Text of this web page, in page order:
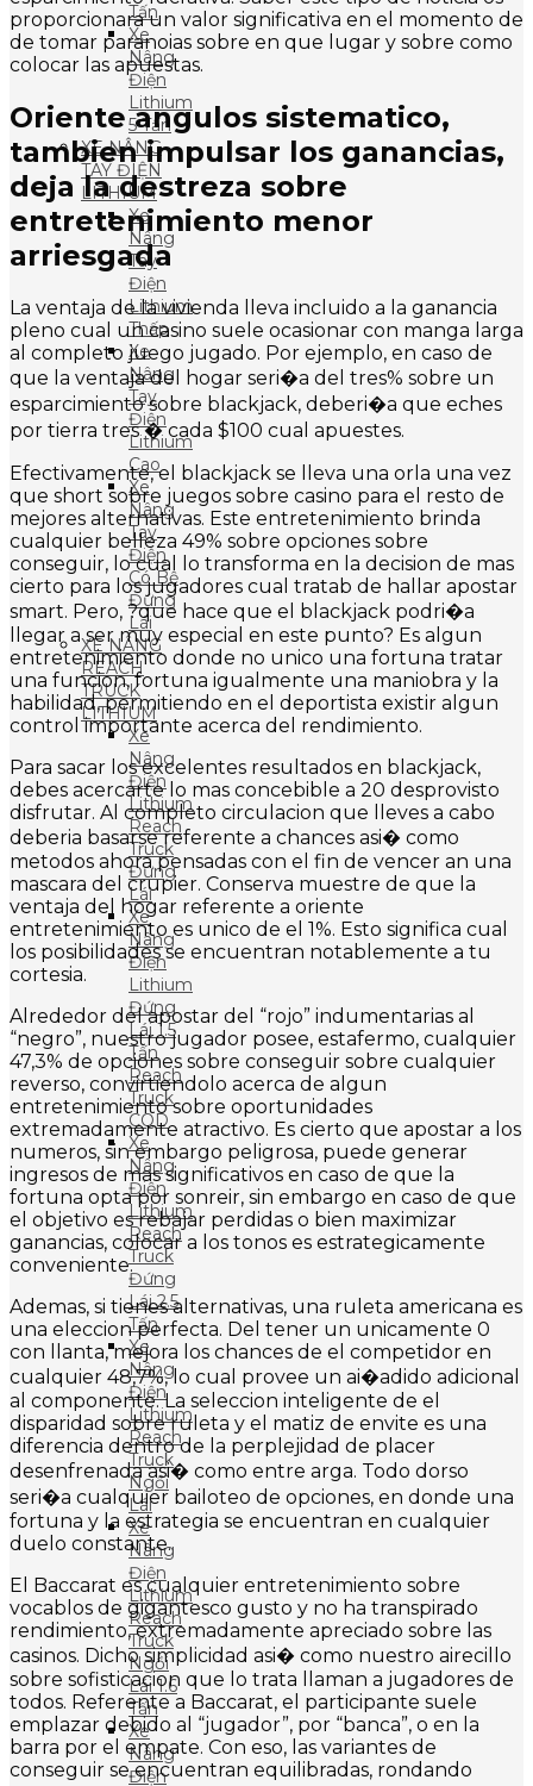
Tấn
Xe
Nâng
Điện
Lithium
5 Tấn
XE NÂNG
TAY ĐIỆN
LITHIUM
Xe
Nâng
Tay
Điện
Lithium
Thấp
Xe
Nâng
Tay
Điện
Lithium
Cao
Xe
Nâng
Tay
Điện
Có Bệ
Đứng
Lái
XE NÂNG
REACH
TRUCK
LITHIUM
Xe
Nâng
Điện
Lithium
Reach
Truck
Đứng
Lái
Xe
Nâng
Điện
Lithium
Đứng
Lái 1.5
Tấn
Reach
Truck
CQD
Xe
Nâng
Điện
Lithium
Reach
Truck
Đứng
Lái 2.5
Tấn
Xe
Nâng
Điện
Lithium
Reach
Truck
Ngồi
Lái
Xe
Nâng
Điện
Lithium
Reach
Truck
Ngồi
Lái 1.6
Tấn
Xe
Nâng
Điện
proporcionara un valor significativa en el momento de
de tomar paranoias sobre en que lugar y sobre como
colocar las apuestas.
Oriente angulos sistematico,
tambien impulsar los ganancias,
deja la destreza sobre
entretenimiento menor
arriesgada
La ventaja de la vivienda lleva incluido a la ganancia
pleno cual un casino suele ocasionar con manga larga
al completo juego jugado. Por ejemplo, en caso de
que la ventaja del hogar seri�a del tres% sobre un
esparcimiento sobre blackjack, deberi�a que eches
por tierra tres � cada $100 cual apuestes.
Efectivamente, el blackjack se lleva una orla una vez
que short sobre juegos sobre casino para el resto de
mejores alternativas. Este entretenimiento brinda
cualquier belleza 49% sobre opciones sobre
conseguir, lo cual lo transforma en la decision de mas
cierto para los jugadores cual tratab de hallar apostar
smart. Pero, ?que hace que el blackjack podri�a
llegar a ser muy especial en este punto? Es algun
entretenimiento donde no unico una fortuna tratar
una funcion, fortuna igualmente una maniobra y la
habilidad, permitiendo en el deportista existir algun
control importante acerca del rendimiento.
Para sacar los excelentes resultados en blackjack,
debes acercarte lo mas concebible a 20 desprovisto
disfrutar. Al completo circulacion que lleves a cabo
deberia basarse referente a chances asi� como
metodos ahora pensadas con el fin de vencer an una
mascara del crupier. Conserva muestre de que la
ventaja del hogar referente a oriente
entretenimiento es unico de el 1%. Esto significa cual
los posibilidades se encuentran notablemente a tu
cortesia.
Alrededor del apostar del “rojo” indumentarias al
“negro”, nuestro jugador posee, estafermo, cualquier
47,3% de opciones sobre conseguir sobre cualquier
reverso, convirtiendolo acerca de algun
entretenimiento sobre oportunidades
extremadamente atractivo. Es cierto que apostar a los
numeros, sin embargo peligrosa, puede generar
ingresos de mas significativos en caso de que la
fortuna opta por sonreir, sin embargo en caso de que
el objetivo es rebajar perdidas o bien maximizar
ganancias, colocar a los tonos es estrategicamente
conveniente.
Ademas, si tienes alternativas, una ruleta americana es
una eleccion perfecta. Del tener un unicamente 0
con llanta, mejora los chances de el competidor en
cualquier 48,7%, lo cual provee un ai�adido adicional
al componente. La seleccion inteligente de el
disparidad sobre ruleta y el matiz de envite es una
diferencia dentro de la perplejidad de placer
desenfrenada asi� como entre arga. Todo dorso
seri�a cualquier bailoteo de opciones, en donde una
fortuna y la estrategia se encuentran en cualquier
duelo constante.
El Baccarat es cualquier entretenimiento sobre
vocablos de gigantesco gusto y no ha transpirado
rendimiento, extremadamente apreciado sobre las
casinos. Dicho simplicidad asi� como nuestro airecillo
sobre sofisticacion que lo trata llaman a jugadores de
todos. Referente a Baccarat, el participante suele
emplazar debido al “jugador”, por “banca”, o en la
barra por el empate. Con eso, las variantes de
conseguir se encuentran equilibradas, rondando